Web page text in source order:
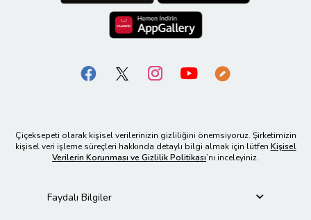
Çiçeksepeti olarak kişisel verilerinizin gizliliğini önemsiyoruz. Şirketimizin
kişisel veri işleme süreçleri hakkında detaylı bilgi almak için lütfen Kişisel
Verilerin Korunması ve Gizlilik Politikası’nı inceleyiniz.
Faydalı Bilgiler